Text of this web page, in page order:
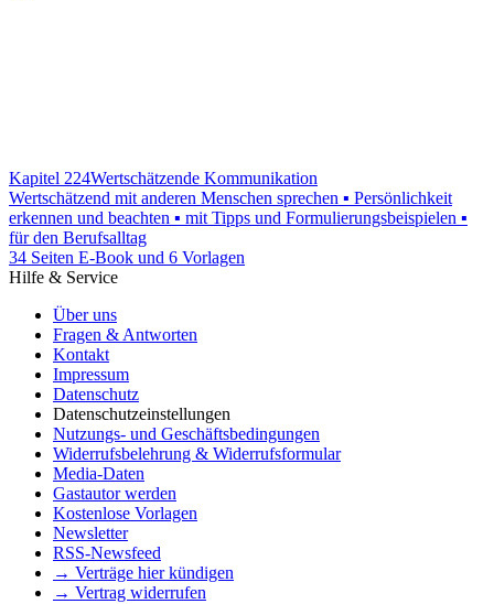
Kapitel 224Wertschätzende Kommunikation
Wertschätzend mit anderen Menschen sprechen ▪ Persönlichkeit
erkennen und beachten ▪ mit Tipps und Formulierungsbeispielen ▪
für den Berufsalltag
34 Seiten E-Book und 6 Vorlagen
Hilfe & Service
Über uns
Fragen & Antworten
Kontakt
Impressum
Datenschutz
Datenschutzeinstellungen
Nutzungs- und Geschäftsbedingungen
Widerrufsbelehrung & Widerrufsformular
Media-Daten
Gastautor werden
Kostenlose Vorlagen
Newsletter
RSS-Newsfeed
→ Verträge hier kündigen
→ Vertrag widerrufen